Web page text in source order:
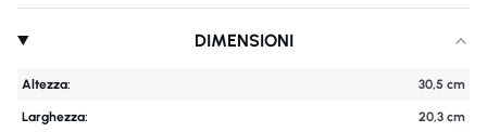
DIMENSIONI
Altezza: 30,5 cm
Larghezza: 20,3 cm